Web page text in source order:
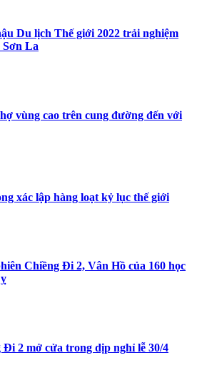
Du lịch Thế giới 2022 trải nghiệm
Sơn La
vùng cao trên cung đường đến với
xác lập hàng loạt kỷ lục thế giới
Chiềng Đi 2, Vân Hồ của 160 học
2 mở cửa trong dịp nghỉ lễ 30/4